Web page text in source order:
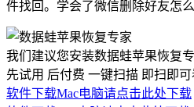
件找回。学会了微信删除好友怎
我们建议您安装数据蛙苹果恢复
先试用 后付费 一键扫描 即扫即
软件下载Mac电脑请点击此处下载